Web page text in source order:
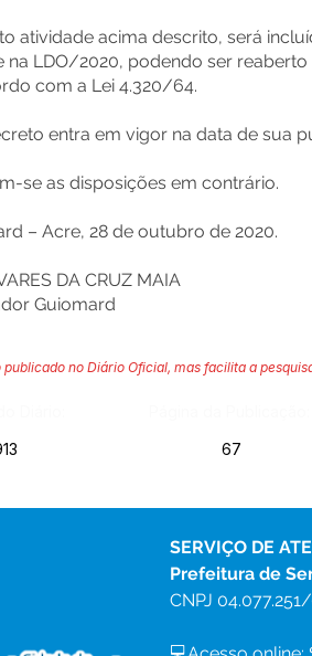
atividade acima descrito, será
na LDO/2020, podendo ser
com a Lei 4.320/64.
entra em vigor na data de sua
se as disposições em contrário.
– Acre, 28 de outubro de 2020.
DA CRUZ MAIA
Guiomard
publicado no Diário Oficial, mas facilita a
67
SERVIÇO DE
Prefeitura de
CNPJ